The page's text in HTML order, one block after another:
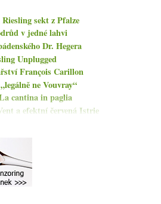
sekt z Pfalze
v jedné lahvi
Dr. Hegera
Unplugged
François Carillon
ne Vouvray“
cantina in paglia
a efektní červená Istrie
pohled na Jerez
Richard Geoffroy v Itálii
tradičních odrůd
podoby Bandolu
hodnocení v Bílovicích
v DRC, vanilka, opice pij...